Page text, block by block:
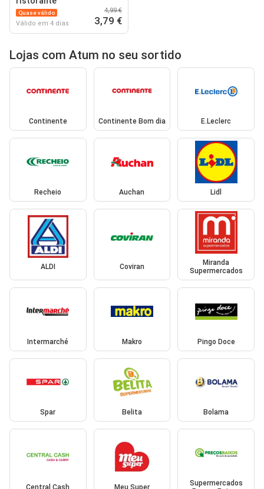
Quase válido
Válido em 4 dias
4,99 €
3,79 €
Lojas com Atum no seu sortido
Continente Continente Bom dia E.Leclerc
Recheio Auchan Lidl
ALDI Coviran
Miranda
Supermercados
Intermarché Makro Pingo Doce
Spar Belita Bolama
Central Cash Meu Super
Supermercados